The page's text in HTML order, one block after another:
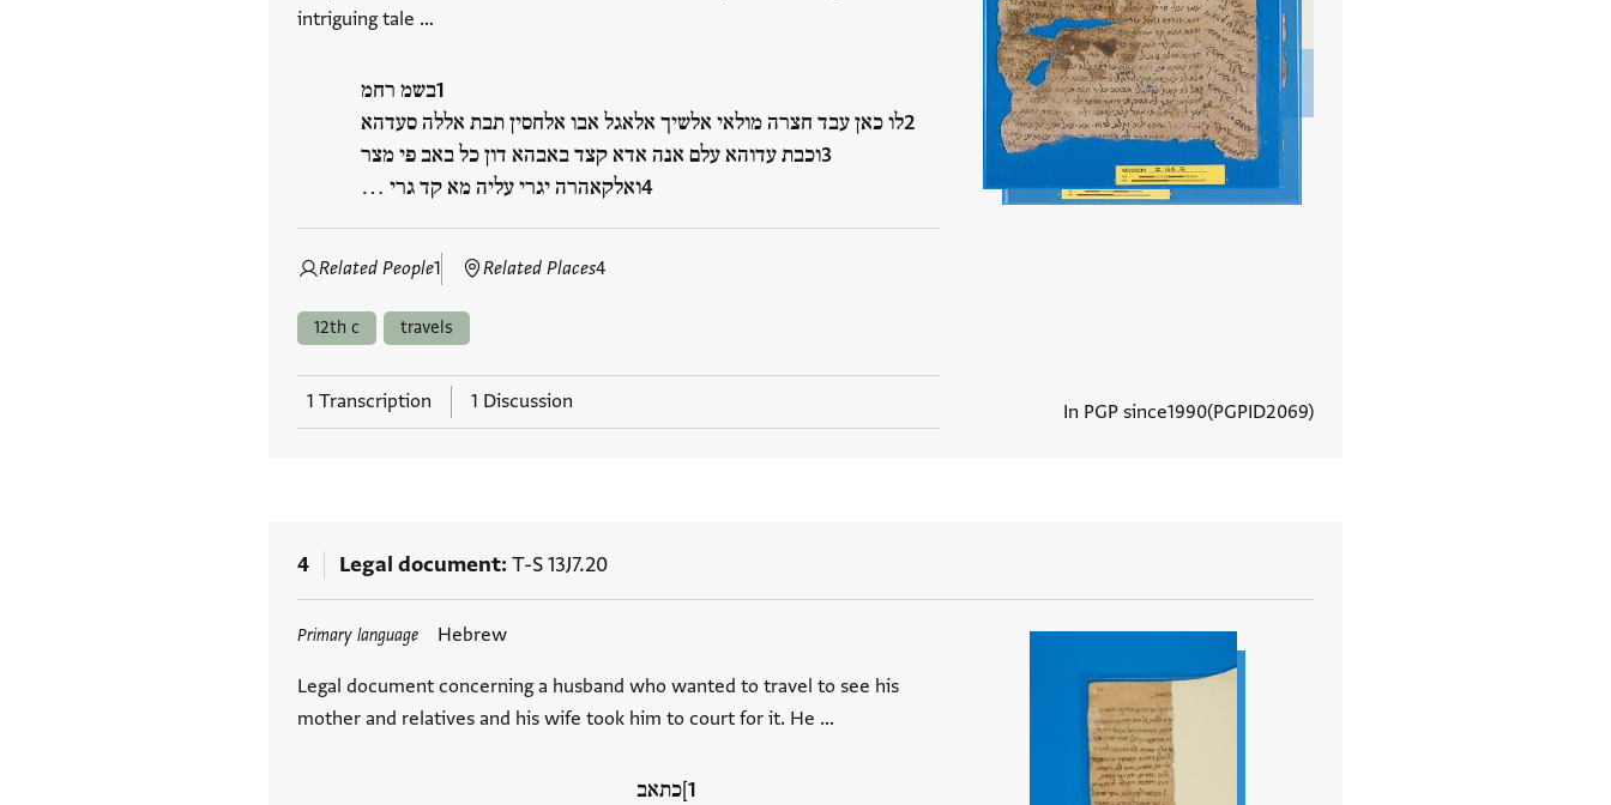
intriguing tale …
בשמ רחמ
לו כאן עבד חצרה מולאי אלשיך אלאגל אבו אלחסין תבת אללה סעדהא
וכבת עדוהא עלם אנה אדא קצד באבהא דון כל באב פי מצר
ואלקאהרה יגרי עליה מא קד גרי …
Related People1 Related Places4
12th c travels
1 Transcription 1 Discussion In PGP since1990 PGPID2069
4 Legal document T-S 13J7.20
Primary language Hebrew
Legal document concerning a husband who wanted to travel to see his
mother and relatives and his wife took him to court for it. He …
]כתאב
Tags